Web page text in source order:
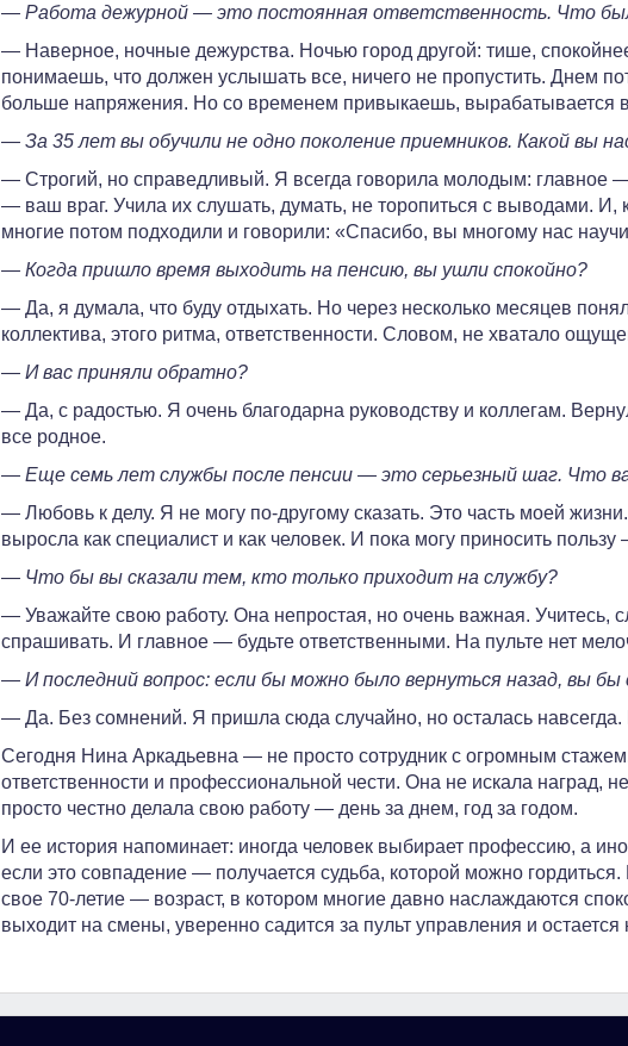
— Работа дежурной — это постоянная ответственность. Что
— Наверное, ночные дежурства. Ночью город другой: тише,
понимаешь, что должен услышать все, ничего не пропустить. Днем
больше напряжения. Но со временем привыкаешь, вырабатывается
— За 35 лет вы обучили не одно поколение приемников. Какой вы
— Строгий, но справедливый. Я всегда говорила молодым: главное
— ваш враг. Учила их слушать, думать, не торопиться с выводами. И,
многие потом подходили и говорили: «Спасибо, вы многому нас
— Когда пришло время выходить на пенсию, вы ушли спокойно?
— Да, я думала, что буду отдыхать. Но через несколько месяцев
коллектива, этого ритма, ответственности. Словом, не хватало
— И вас приняли обратно?
— Да, с радостью. Я очень благодарна руководству и коллегам.
все родное.
— Еще семь лет службы после пенсии — это серьезный шаг. Что
— Любовь к делу. Я не могу по-другому сказать. Это часть моей
выросла как специалист и как человек. И пока могу приносить пользу
— Что бы вы сказали тем, кто только приходит на службу?
— Уважайте свою работу. Она непростая, но очень важная. Учитесь,
спрашивать. И главное — будьте ответственными. На пульте нет
— И последний вопрос: если бы можно было вернуться назад, вы
— Да. Без сомнений. Я пришла сюда случайно, но осталась
Сегодня Нина Аркадьевна — не просто сотрудник с огромным
ответственности и профессиональной чести. Она не искала наград,
просто честно делала свою работу — день за днем, год за годом.
И ее история напоминает: иногда человек выбирает профессию, а
если это совпадение — получается судьба, которой можно
свое 70‑летие — возраст, в котором многие давно наслаждаются
выходит на смены, уверенно садится за пульт управления и